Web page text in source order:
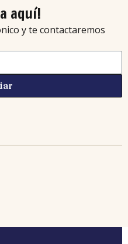
aquí!
y te contactaremos